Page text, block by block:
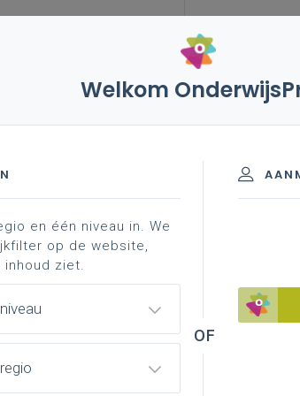
vakken en leerplannen 2de graad
activerend ...
achtergrond
Welkom
en één niveau in. We
op de website,
ziet.